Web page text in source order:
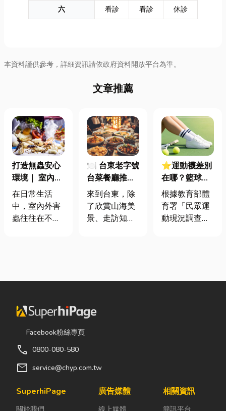
六
看診 看診 休診
本資料謹供參考，詳細資訊請依政府資料開放平台為準。
文章推薦
打造無蟲安心
環境｜ 室內外
害蟲防治全攻
略
在日常生活
中，室內外害
蟲往往在不知
渣或積水，容
螞蟻前來覓
食；陽台、庭
院若有積水，
蟲孳生的溫
床。潮濕陰暗
吸引白蟻、蛾
🍽️ 台東老字號
台菜餐廳推薦
｜在地人聚餐
首選，經典合
菜一次滿足
來到台東，除
了欣賞山海美
景、走訪知名
相較於一般小
展現台東的人
聚會、公司聚
團體用餐，都
⭐運動襪差別
在哪？籃球、
慢跑、排球襪
挑選全攻略，
穿對了運動不
根據教育部體
育署「民眾運
動現況調查」
與各類球類運
抓一雙幾十元
Facebook粉絲專頁
call 0800-080-580
mail service@chyp.com.tw
SuperhiPage
關於我們
廣告媒體
線上媒體
相關資訊
簡訊平台